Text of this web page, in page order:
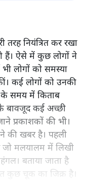
तरह नियंत्रित कर रखा
हैं। ऐसे में कुछ लोगों ने
लोगों को समस्या
कई लोगों को उनकी
के समय में किताब
बावजूद कई अच्छी
प्रकाशकों की भी।
की खबर है। पहली
जो मलयालम में लिखी
बताया जाता है
कुछ चूक का जिक्र है।